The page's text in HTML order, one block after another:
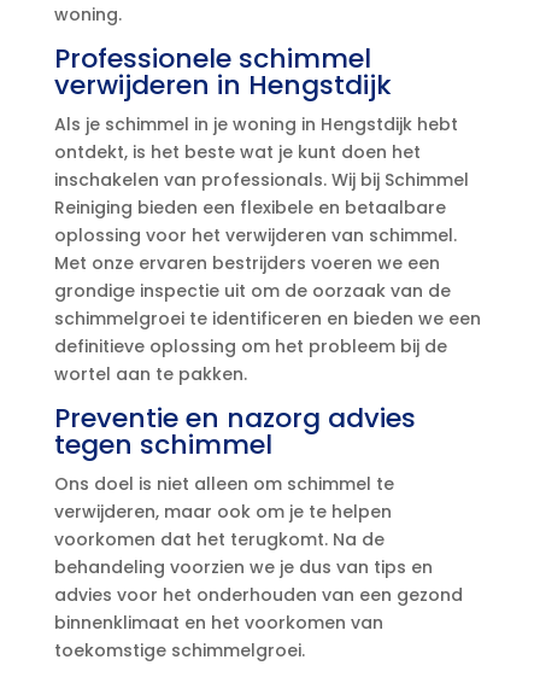
woning.​
Professionele schimmel
verwijderen in Hengstdijk
Als je schimmel in je woning in Hengstdijk hebt
ontdekt, is het beste wat je kunt doen het
inschakelen van professionals.​ Wij bij Schimmel
Reiniging bieden een flexibele en betaalbare
oplossing voor het verwijderen van schimmel.​
Met onze ervaren bestrijders voeren we een
grondige inspectie uit om de oorzaak van de
schimmelgroei te identificeren en bieden we een
definitieve oplossing om het probleem bij de
wortel aan te pakken.​
Preventie en nazorg advies
tegen schimmel
Ons doel is niet alleen om schimmel te
verwijderen, maar ook om je te helpen
voorkomen dat het terugkomt.​ Na de
behandeling voorzien we je dus van tips en
advies voor het onderhouden van een gezond
binnenklimaat en het voorkomen van
toekomstige schimmelgroei.​